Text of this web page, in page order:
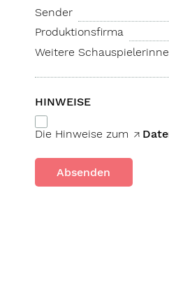
Sender
Produktionsfirma
Weitere
HINWEISE
Die Hinweise zum
Absenden